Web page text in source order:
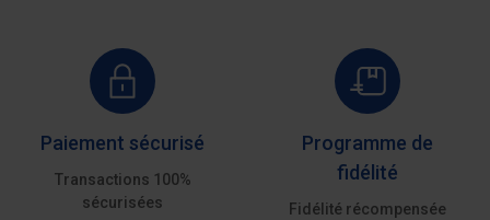
Paiement sécurisé
Transactions 100%
sécurisées
Programme de
fidélité
Fidélité récompensée